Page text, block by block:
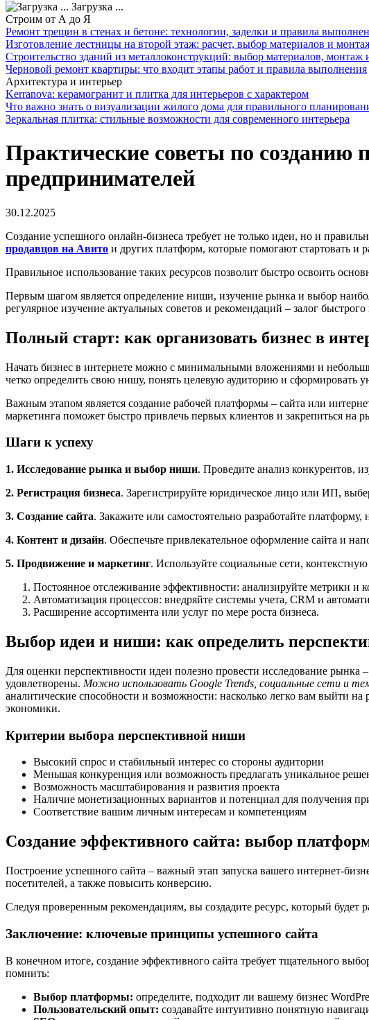
Загрузка ...
Строим от А до Я
Ремонт трещин в стенах и бетоне: технологии, заделки и правила
Изготовление лестницы на второй этаж: расчет, выбор материалов и
Строительство зданий из металлоконструкций: выбор материалов, монтаж
Черновой ремонт квартиры: что входит этапы работ и правила выполнения
Архитектура и интерьер
Kerranova: керамогранит и плитка для интерьеров с характером
Что важно знать о визуализации жилого дома для правильного
Зеркальная плитка: стильные возможности для современного интерьера
Практические советы по созданию
предпринимателей
30.12.2025
Создание успешного онлайн-бизнеса требует не только идеи, но и
продавцов на Авито и других платформ, которые помогают стартовать и
Правильное использование таких ресурсов позволит быстро освоить
Первым шагом является определение ниши, изучение рынка и выбор
регулярное изучение актуальных советов и рекомендаций – залог
Полный старт: как организовать бизнес в
Начать бизнес в интернете можно с минимальными вложениями и
четко определить свою нишу, понять целевую аудиторию и сформировать
Важным этапом является создание рабочей платформы – сайта или
маркетинга поможет быстро привлечь первых клиентов и закрепиться на
Шаги к успеху
1. Исследование рынка и выбор ниши. Проведите анализ конкурентов,
2. Регистрация бизнеса. Зарегистрируйте юридическое лицо или ИП,
3. Создание сайта. Закажите или самостоятельно разработайте платформу,
4. Контент и дизайн. Обеспечьте привлекательное оформление сайта и
5. Продвижение и маркетинг. Используйте социальные сети,
Постоянное отслеживание эффективности: анализируйте метрики и
Автоматизация процессов: внедряйте системы учета, CRM и
Расширение ассортимента или услуг по мере роста бизнеса.
Выбор идеи и ниши: как определить
Для оценки перспективности идеи полезно провести исследование
удовлетворены. Можно использовать Google Trends, социальные сети и
аналитические способности и возможности: насколько легко вам выйти
экономики.
Критерии выбора перспективной ниши
Высокий спрос и стабильный интерес со стороны аудитории
Меньшая конкуренция или возможность предлагать уникальное
Возможность масштабирования и развития проекта
Наличие монетизационных вариантов и потенциал для получения
Соответствие вашим личным интересам и компетенциям
Создание эффективного сайта: выбор
Построение успешного сайта – важный этап запуска вашего интернет-
посетителей, а также повысить конверсию.
Следуя проверенным рекомендациям, вы создадите ресурс, который будет
Заключение: ключевые принципы успешного сайта
В конечном итоге, создание эффективного сайта требует тщательного
помнить:
Выбор платформы: определите, подходит ли вашему бизнес
Пользовательский опыт: создавайте интуитивно понятную